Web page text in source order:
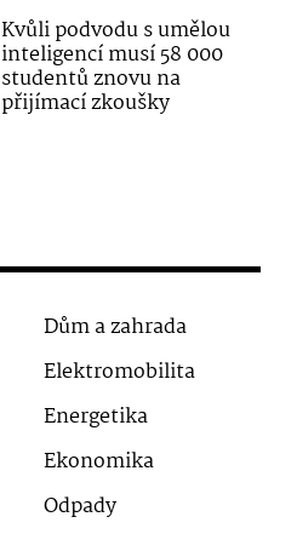
Kvůli podvodu s umělou
inteligencí musí 58 000
studentů znovu na
přijímací zkoušky
Dům a zahrada
Elektromobilita
Energetika
Ekonomika
Odpady